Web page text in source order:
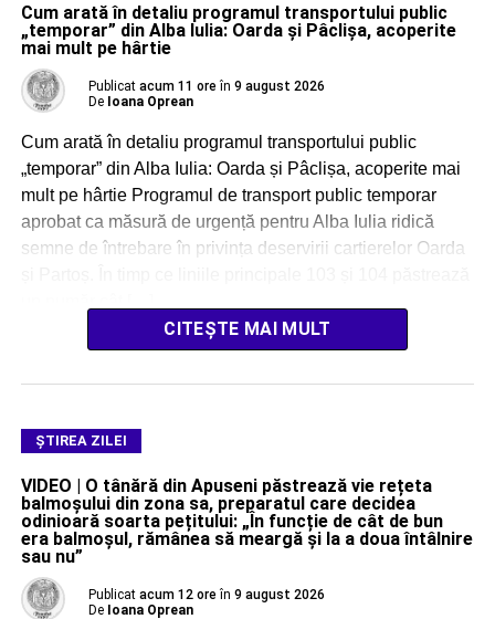
Cum arată în detaliu programul transportului public
„temporar” din Alba Iulia: Oarda și Pâclișa, acoperite
mai mult pe hârtie
Publicat acum 11 ore în 9 august 2026
De Ioana Oprean
Cum arată în detaliu programul transportului public
„temporar” din Alba Iulia: Oarda și Pâclișa, acoperite mai
mult pe hârtie Programul de transport public temporar
aprobat ca măsură de urgență pentru Alba Iulia ridică
semne de întrebare în privința deservirii cartierelor Oarda
CITEȘTE MAI MULT
ŞTIREA ZILEI
VIDEO | O tânără din Apuseni păstrează vie rețeta
balmoșului din zona sa, preparatul care decidea
odinioară soarta pețitului: „În funcție de cât de bun
era balmoșul, rămânea să meargă și la a doua întâlnire
sau nu”
Publicat acum 12 ore în 9 august 2026
De Ioana Oprean